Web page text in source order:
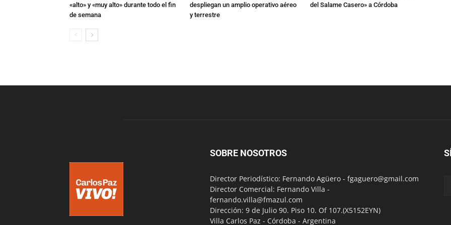
«alto» y «muy alto» durante todo el fin
de semana
despliegan un amplio operativo aéreo
y terrestre
del Salame Casero» a Córdoba
SOBRE NOSOTROS
Director Periodístico: Fernando Agüero - fgaguero@gmail.com
Director Comercial: Fernando Villa -
fernando.villa@fmazul.com
Dirección: 9 de Julio 90. Piso 10. Of 107.(X5152EYN)
Villa Carlos Paz - Córdoba - Argentina